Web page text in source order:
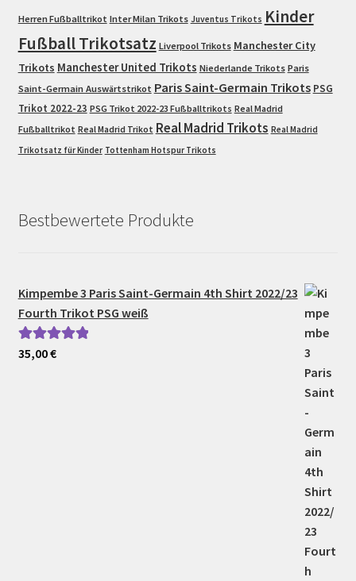
Herren Fußballtrikot Inter Milan Trikots Juventus Trikots Kinder
Fußball Trikotsatz Liverpool Trikots Manchester City
Trikots Manchester United Trikots Niederlande Trikots Paris
Saint-Germain Auswärtstrikot Paris Saint-Germain Trikots PSG
Trikot 2022-23 PSG Trikot 2022-23 Fußballtrikots Real Madrid
Fußballtrikot Real Madrid Trikot Real Madrid Trikots Real Madrid
Trikotsatz für Kinder Tottenham Hotspur Trikots
Bestbewertete Produkte
Kimpembe 3 Paris Saint-Germain 4th Shirt 2022/23
Fourth Trikot PSG weiß
Bewertet mit
35,00€